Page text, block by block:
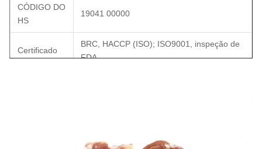
CÓDIGO DO
HS
19041 00000
Certificado
BRC, HACCP (ISO); ISO9001, inspeção de
FDA.
5kg/bag x2bag/CTN, saco do bloco da folha